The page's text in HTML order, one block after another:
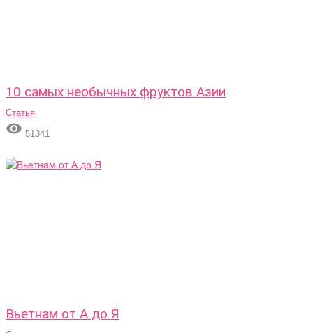
10 самых необычных фруктов Азии
Статья
 51341
Вьетнам от А до Я